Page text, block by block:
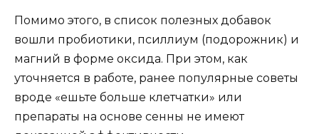
Помимо этого, в список полезных добавок
вошли пробиотики, псиллиум (подорожник) и
магний в форме оксида. При этом, как
уточняется в работе, ранее популярные советы
вроде «ешьте больше клетчатки» или
препараты на основе сенны не имеют